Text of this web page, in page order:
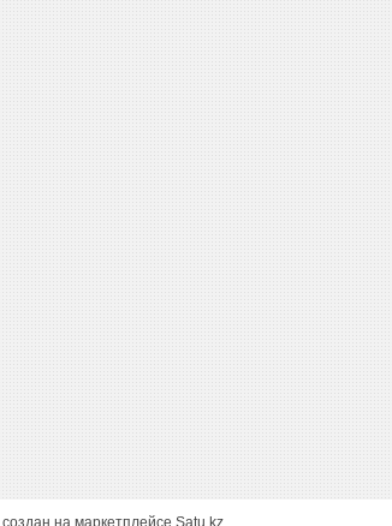
на маркетплейсе Satu.kz